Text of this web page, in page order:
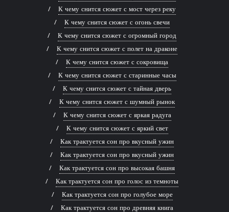
К чему снится сюжет с мост через реку
К чему снится сюжет с огонь свечи
К чему снится сюжет с огромный город
К чему снится сюжет с полет на драконе
К чему снится сюжет с сокровища
К чему снится сюжет с старинные часы
К чему снится сюжет с тайная дверь
К чему снится сюжет с шумный рынок
К чему снится сюжет с яркая радуга
К чему снится сюжет с яркий свет
Как трактуется сон про вкусный ужин
Как трактуется сон про вкусный ужин
Как трактуется сон про высокая башня
Как трактуется сон про голос из темноты
Как трактуется сон про голубое море
Как трактуется сон про древняя книга